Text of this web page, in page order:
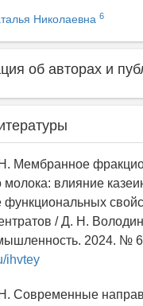
Николаевна 6
об авторах и
Мембранное
молока: влияние
/ Д. Н.
2024. №
ihvtey
Современные